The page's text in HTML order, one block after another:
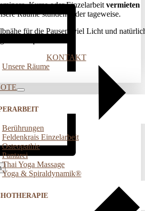
Kurse oder Einzelarbeit vermieten
Räume stunden- oder tageweise.
für die Pausen, viel Licht und
KONTAKT
Unsere Räume
Berührungen
Feldenkrais Einzelarbeit
Osteopathie
Pantarei
Thai Yoga Massage
Yoga & Spiraldynamik®